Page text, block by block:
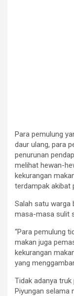
Para pemulung
daur ulang, para
penurunan
melihat hewan-
kekurangan
terdampak akibat
Salah satu warga
masa-masa sulit
“Para pemulung
makan juga
kekurangan
yang
Tidak adanya
Piyungan selama